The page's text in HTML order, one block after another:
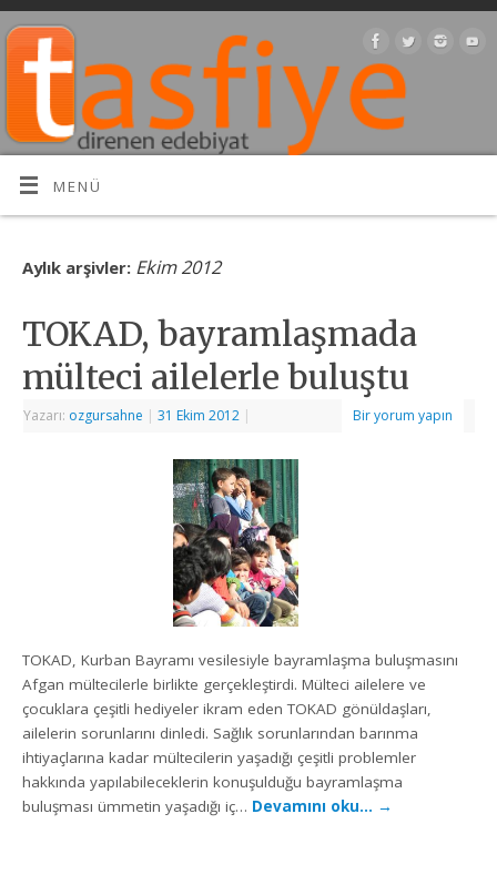
MENÜ
Aylık arşivler: Ekim 2012
TOKAD, bayramlaşmada
mülteci ailelerle buluştu
Yazarı: ozgursahne | 31 Ekim 2012 | Bir yorum yapın
TOKAD, Kurban Bayramı vesilesiyle bayramlaşma buluşmasını
Afgan mültecilerle birlikte gerçekleştirdi. Mülteci ailelere ve
çocuklara çeşitli hediyeler ikram eden TOKAD gönüldaşları,
ailelerin sorunlarını dinledi. Sağlık sorunlarından barınma
ihtiyaçlarına kadar mültecilerin yaşadığı çeşitli problemler
hakkında yapılabileceklerin konuşulduğu bayramlaşma
buluşması ümmetin yaşadığı iç… Devamını oku… →